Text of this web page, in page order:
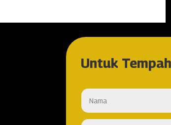
Untuk